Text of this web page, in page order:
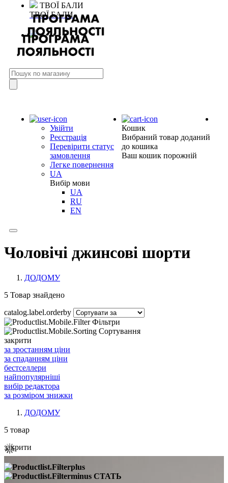
ТВОЇ БАЛИ
ТВОЇ БАЛИ
Увійти
Реєстрація
Перевірити статус
замовлення
Легке повернення
UA
Вибір мови
UA
RU
EN
Кошик
Вибраний товар доданий
до кошика
Ваш кошик порожній
Чоловічі джинсові шорти
ДОДОМУ
5 Товар знайдено
catalog.label.orderby
Фільтри
Сортування
закрити
за зростанням ціни
за спаданням ціни
бестселлери
найпопулярніші
вибір редактора
за розміром знижки
ДОДОМУ
5 товар
закрити
СТАТЬ